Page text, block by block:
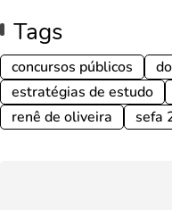
Tags
concursos públicos
estratégias de estudo
renê de oliveira
sefa